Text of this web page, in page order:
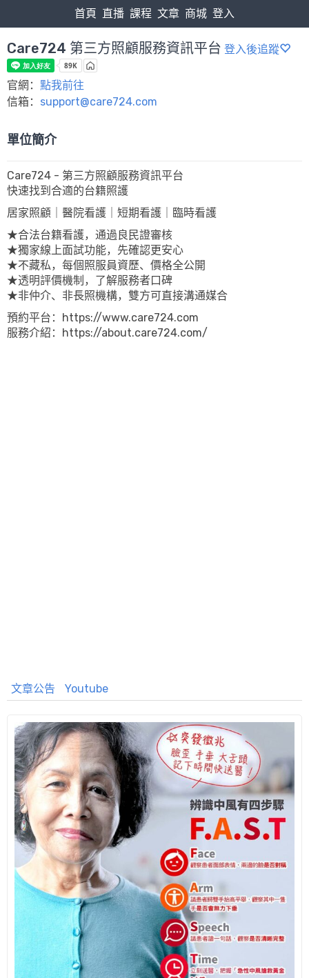
首頁 直播 課程 文章 商城 登入
Care724 第三方照顧服務資訊平台 登入後追蹤
官網： 點我前往
信箱： support@care724.com
單位簡介
Care724 - 第三方照顧服務資訊平台
快速找到合適的台籍照護
居家照顧｜醫院看護｜短期看護｜臨時看護
★合法台籍看護，通過良民證審核
★獨家線上面試功能，先確認更安心
★不藏私，每個照服員資歷、價格全公開
★透明評價機制，了解服務者口碑
★非仲介、非長照機構，雙方可直接溝通媒合
預約平台：https://www.care724.com
服務介紹：https://about.care724.com/
文章公告 Youtube